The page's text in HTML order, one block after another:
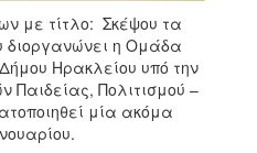
με τίτλο: Σκέψου τα
διοργανώνει η Ομάδα
Ηρακλείου υπό την
Παιδείας, Πολιτισμού –
μία ακόμα